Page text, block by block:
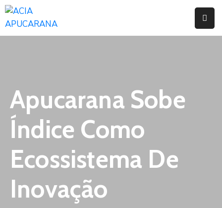
Serviços
Campanhas
Convênios
Benefícios
Fórum
Desenvolve
Apucarana Sobe
Índice Como
Ecossistema De
Inovação